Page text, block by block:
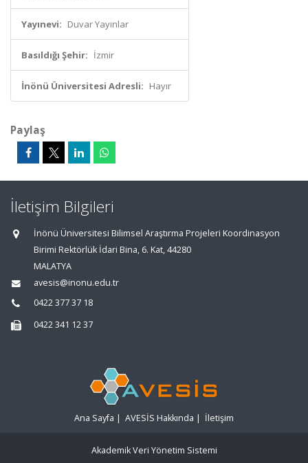
Yayınevi: Duvar Yayınlar
Basıldığı Şehir: İzmir
İnönü Üniversitesi Adresli: Hayır
Paylaş
İletişim Bilgileri
İnönü Üniversitesi Bilimsel Araştırma Projeleri Koordinasyon
Birimi Rektörlük İdari Bina, 6. Kat, 44280
MALATYA
avesis@inonu.edu.tr
0422 377 37 18
0422 341 12 37
Ana Sayfa | AVESİS Hakkında | İletişim
Akademik Veri Yönetim Sistemi